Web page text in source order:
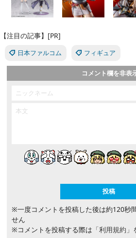
【注目の記事】[PR]
日本ファルコム フィギュア
コメント欄を非表
※一度コメントを投稿した後は約120秒
せん
※コメントを投稿する際は 「利用規約」